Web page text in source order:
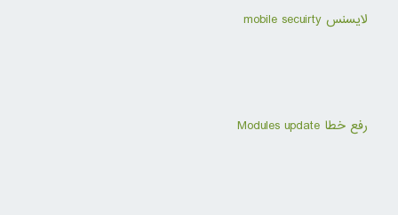
لایسنس mobile secuirty
رفع خطا Modules update